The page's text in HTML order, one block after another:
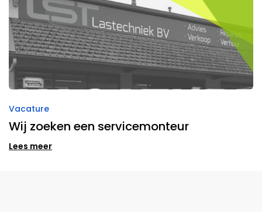
Vacature
Wij zoeken een servicemonteur
Lees meer